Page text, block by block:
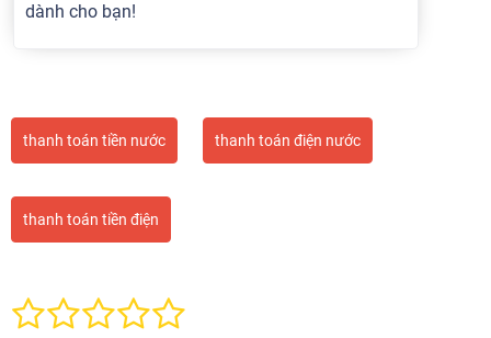
dành cho bạn!
thanh toán tiền nước thanh toán điện nước
thanh toán tiền điện